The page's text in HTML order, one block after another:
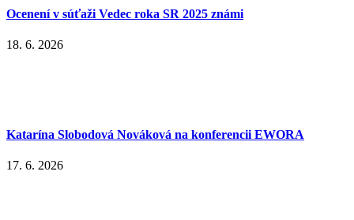
Ocenení v súťaži Vedec roka SR 2025 známi
18. 6. 2026
Katarína Slobodová Nováková na konferencii EWORA
17. 6. 2026